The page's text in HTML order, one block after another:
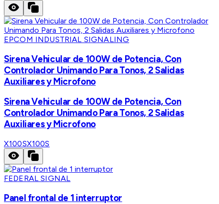
EPCOM INDUSTRIAL SIGNALING
Sirena Vehicular de 100W de Potencia, Con
Controlador Unimando Para Tonos, 2 Salidas
Auxiliares y Microfono
Sirena Vehicular de 100W de Potencia, Con
Controlador Unimando Para Tonos, 2 Salidas
Auxiliares y Microfono
X100SX100S
FEDERAL SIGNAL
Panel frontal de 1 interruptor